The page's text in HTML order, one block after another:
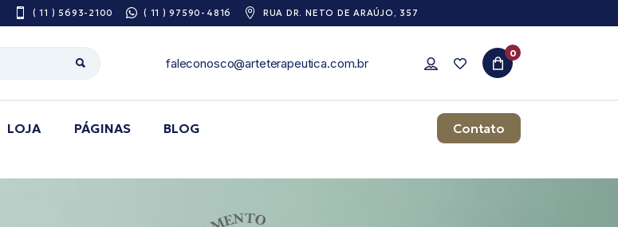
( 11 ) 5693-2100 ( 11 ) 97590-4816 RUA DR. NETO DE ARAÚJO, 357
faleconosco@arteterapeutica.com.br
0
LOJA PÁGINAS BLOG Contato